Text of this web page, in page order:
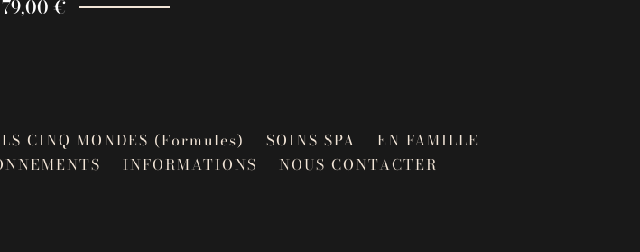
79,00 €
CINQ MONDES (Formules) SOINS SPA
EN FAMILLE
INFORMATIONS NOUS CONTACTER